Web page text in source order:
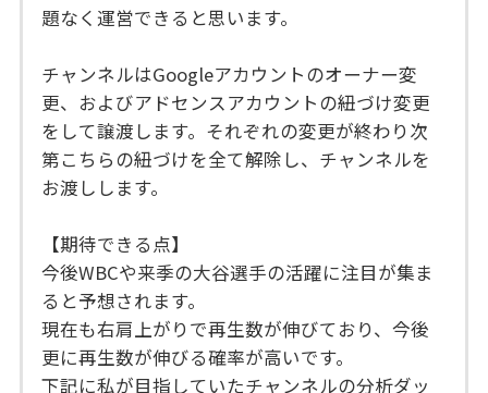
題なく運営できると思います。
チャンネルはGoogleアカウントのオーナー変
更、およびアドセンスアカウントの紐づけ変更
をして譲渡します。それぞれの変更が終わり次
第こちらの紐づけを全て解除し、チャンネルを
お渡しします。
【期待できる点】
今後WBCや来季の大谷選手の活躍に注目が集ま
ると予想されます。
現在も右肩上がりで再生数が伸びており、今後
更に再生数が伸びる確率が高いです。
下記に私が目指していたチャンネルの分析ダッ